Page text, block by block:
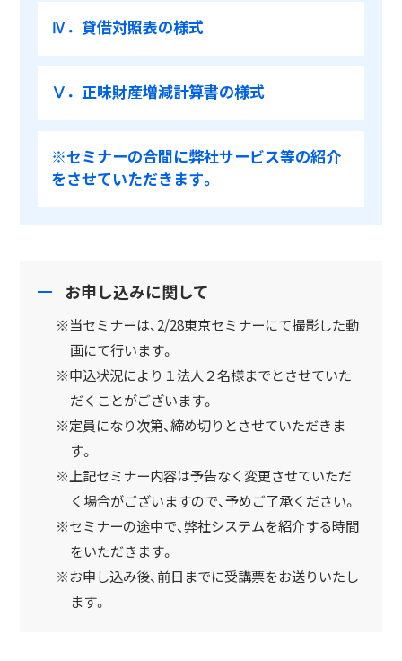
Ⅳ．貸借対照表の様式
Ⅴ．正味財産増減計算書の様式
※セミナーの合間に弊社サービス等の紹介
をさせていただきます。
お申し込みに関して
※当セミナーは、2/28東京セミナーにて撮影した動
画にて行います。
※申込状況により１法人２名様までとさせていた
だくことがございます。
※定員になり次第、締め切りとさせていただきま
す。
※上記セミナー内容は予告なく変更させていただ
く場合がございますので、予めご了承ください。
※セミナーの途中で、弊社システムを紹介する時間
をいただきます。
※お申し込み後、前日までに受講票をお送りいたし
ます。